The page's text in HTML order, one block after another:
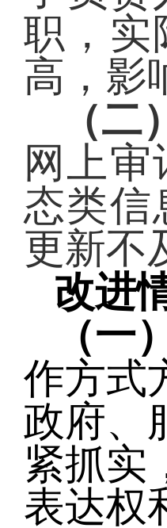
职，实
高，影
（
网上
态类信
更新不
改进
（一
作方式
政府、
紧抓实
表达权